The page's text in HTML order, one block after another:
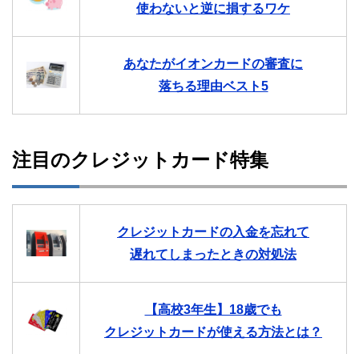
使わないと逆に損するワケ
あなたがイオンカードの審査に
落ちる理由ベスト5
注目のクレジットカード特集
クレジットカードの入金を忘れて
遅れてしまったときの対処法
【高校3年生】18歳でも
クレジットカードが使える方法とは？